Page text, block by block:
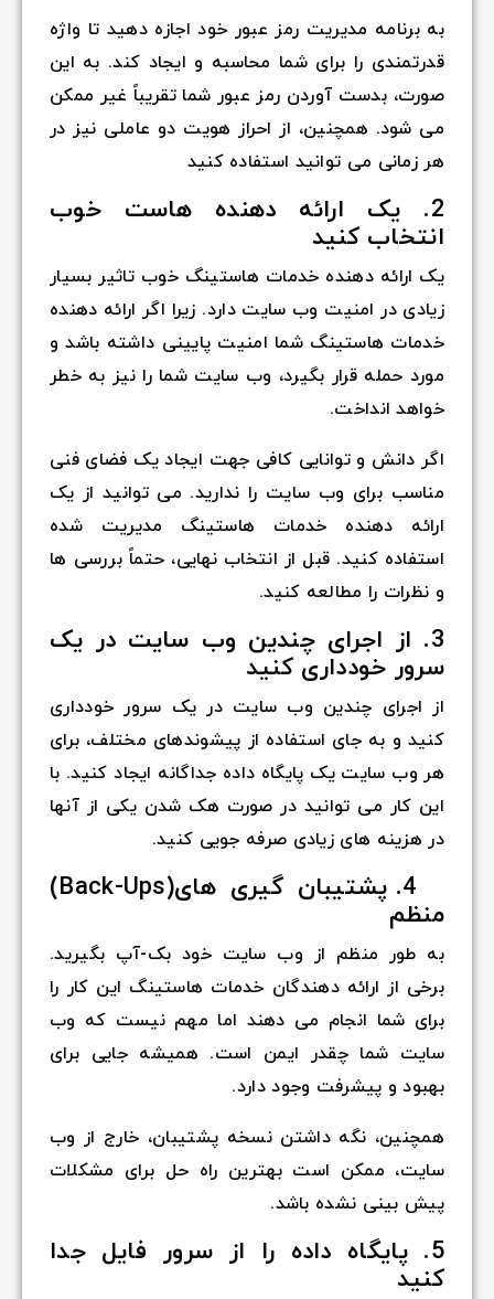
به برنامه مدیریت رمز عبور خود اجازه دهید تا واژه
قدرتمندی را برای شما محاسبه و ایجاد کند. به این
صورت، بدست آوردن رمز عبور شما تقریباً غیر ممکن
می شود. همچنین، از احراز هویت دو عاملی نیز در
هر زمانی می توانید استفاده کنید
2. یک ارائه دهنده هاست خوب
انتخاب کنید
یک ارائه دهنده خدمات هاستینگ خوب تاثیر بسیار
زیادی در امنیت وب سایت دارد. زیرا اگر ارائه دهنده
خدمات هاستینگ شما امنیت پایینی داشته باشد و
مورد حمله قرار بگیرد، وب سایت شما را نیز به خطر
خواهد انداخت.
اگر دانش و توانایی کافی جهت ایجاد یک فضای فنی
مناسب برای وب سایت را ندارید. می توانید از یک
ارائه دهنده خدمات هاستینگ مدیریت شده
استفاده کنید. قبل از انتخاب نهایی، حتماً بررسی ها
و نظرات را مطالعه کنید.
3. از اجرای چندین وب سایت در یک
سرور خودداری کنید
از اجرای چندین وب سایت در یک سرور خودداری
کنید و به جای استفاده از پیشوندهای مختلف، برای
هر وب سایت یک پایگاه داده جداگانه ایجاد کنید. با
این کار می توانید در صورت هک شدن یکی از آنها
در هزینه های زیادی صرفه جویی کنید.
4. پشتیبان گیری ‌های(Back-Ups)
منظم
به طور منظم از وب سایت خود بک-آپ بگیرید.
برخی از ارائه دهندگان خدمات هاستینگ این کار را
برای شما انجام می دهند اما مهم نیست که وب
سایت شما چقدر ایمن است. همیشه جایی برای
بهبود و پیشرفت وجود دارد.
همچنین، نگه داشتن نسخه پشتیبان، خارج از وب
سایت، ممکن است بهترین راه حل برای مشکلات
پیش بینی نشده باشد.
5. پایگاه داده را از سرور فایل جدا
کنید